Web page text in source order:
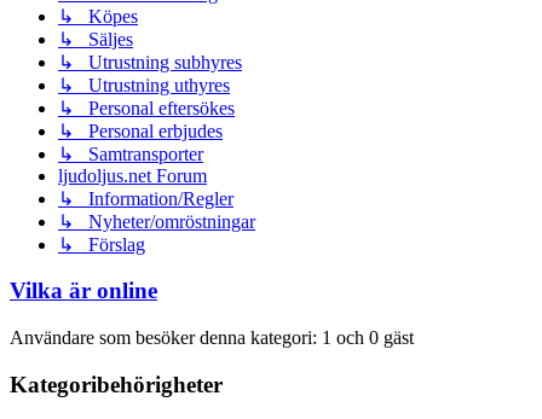
↳ Köpes
↳ Säljes
↳ Utrustning subhyres
↳ Utrustning uthyres
↳ Personal eftersökes
↳ Personal erbjudes
↳ Samtransporter
ljudoljus.net Forum
↳ Information/Regler
↳ Nyheter/omröstningar
↳ Förslag
Vilka är online
Användare som besöker denna kategori: 1 och 0 gäst
Kategoribehörigheter